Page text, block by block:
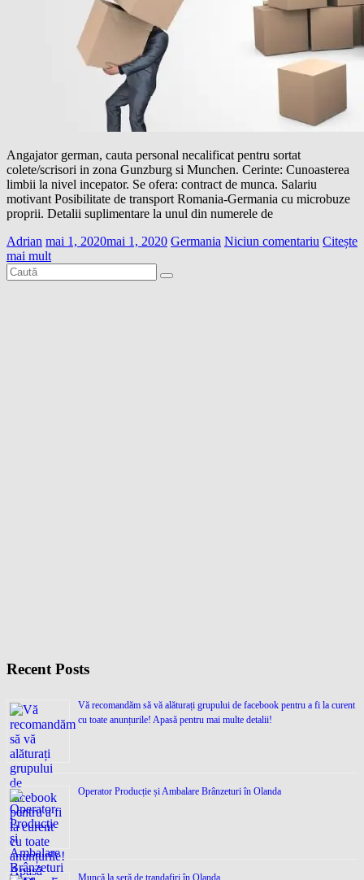
Angajator german, cauta personal necalificat pentru sortat
colete/scrisori in zona Gunzburg si Munchen. Cerinte: Cunoasterea
limbii la nivel incepator. Se ofera: contract de munca. Salariu
motivant Posibilitate de transport Romania-Germania cu microbuze
proprii. Detalii suplimentare la unul din numerele de
Adrian mai 1, 2020mai 1, 2020 Germania Niciun comentariu Citește
mai mult
Recent Posts
Vă recomandăm să vă alăturați grupului de facebook pentru a fi la curent
cu toate anunțurile! Apasă pentru mai multe detalii!
Operator Producție și Ambalare Brânzeturi în Olanda
Muncă la seră de trandafiri în Olanda